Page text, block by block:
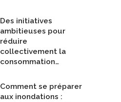
Des initiatives
ambitieuses pour
réduire
collectivement la
consommation…
Comment se préparer
aux inondations :